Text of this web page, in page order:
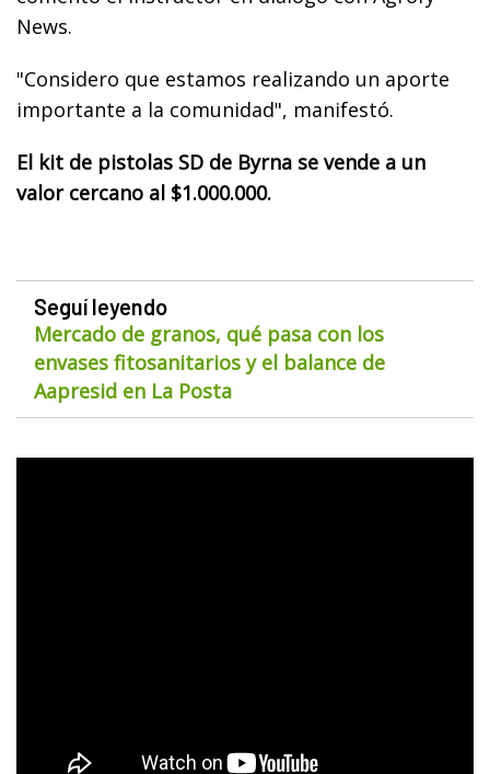
News.
"Considero que estamos realizando un aporte
importante a la comunidad", manifestó.
El kit de pistolas SD de Byrna se vende a un
valor cercano al $1.000.000.
Seguí leyendo
Mercado de granos, qué pasa con los
envases fitosanitarios y el balance de
Aapresid en La Posta